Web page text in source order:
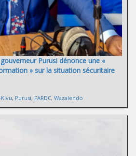
Purusi dénonce une «
» sur la situation sécuritaire
, Purusi, FARDC, Wazalendo